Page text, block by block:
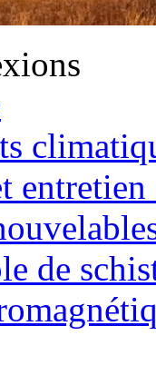
entretien
de